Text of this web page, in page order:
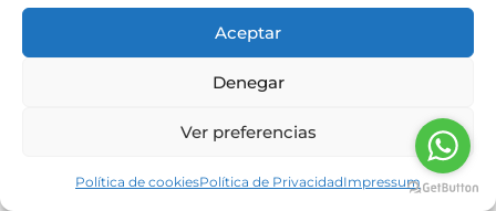
Aceptar
Denegar
Ver preferencias
Política de cookiesPolítica de PrivacidadImpressum